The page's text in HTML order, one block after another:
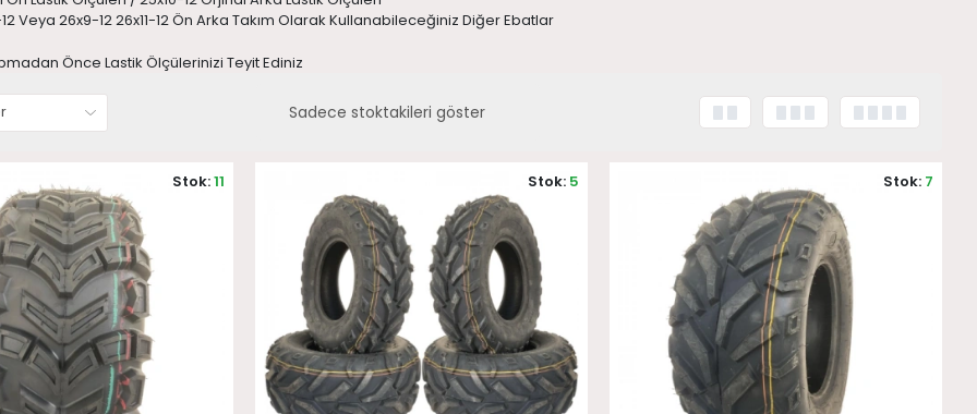
Veya 26x9-12 26x11-12 Ön Arka Takım Olarak Kullanabileceğiniz Diğer Ebatlar
Önce Lastik Ölçülerinizi Teyit Ediniz
Sadece stoktakileri göster
Stok:11 Stok: 5 Stok: 7